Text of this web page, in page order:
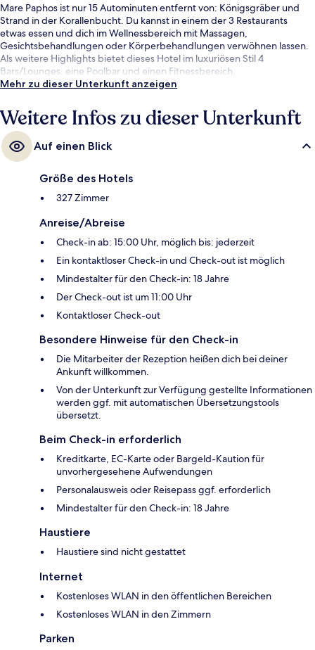
Mare Paphos ist nur 15 Autominuten entfernt von: Königsgräber und
Strand in der Korallenbucht. Du kannst in einem der 3 Restaurants
etwas essen und dich im Wellnessbereich mit Massagen,
Gesichtsbehandlungen oder Körperbehandlungen verwöhnen lassen.
Als weitere Highlights bietet dieses Hotel im luxuriösen Stil 4
Bars/Lounges, eine Poolbar und einen Fitnessbereich.
Mehr zu dieser Unterkunft anzeigen
Weitere Infos zu dieser Unterkunft
Auf einen Blick
Größe des Hotels
327 Zimmer
Anreise/Abreise
Check-in ab: 15:00 Uhr, möglich bis: jederzeit
Ein kontaktloser Check-in und Check-out ist möglich
Mindestalter für den Check-in: 18 Jahre
Der Check-out ist um 11:00 Uhr
Kontaktloser Check-out
Besondere Hinweise für den Check-in
Die Mitarbeiter der Rezeption heißen dich bei deiner
Ankunft willkommen.
Von der Unterkunft zur Verfügung gestellte Informationen
werden ggf. mit automatischen Übersetzungstools
übersetzt.
Beim Check-in erforderlich
Kreditkarte, EC-Karte oder Bargeld-Kaution für
unvorhergesehene Aufwendungen
Personalausweis oder Reisepass ggf. erforderlich
Mindestalter für den Check-in: 18 Jahre
Haustiere
Haustiere sind nicht gestattet
Internet
Kostenloses WLAN in den öffentlichen Bereichen
Kostenloses WLAN in den Zimmern
Parken